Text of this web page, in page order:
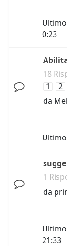
0:23
18
1
2
da
1
da
21:33